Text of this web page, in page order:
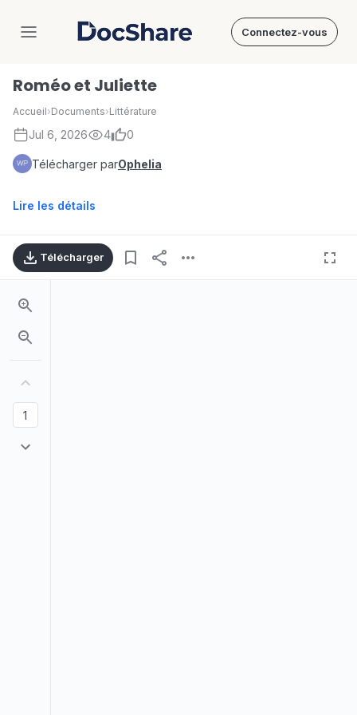
DocShare Connectez-vous
Roméo et Juliette
Accueil›Documents›Littérature
Jul 6, 2026 4 0
Télécharger parOphelia
Lire les détails
Télécharger